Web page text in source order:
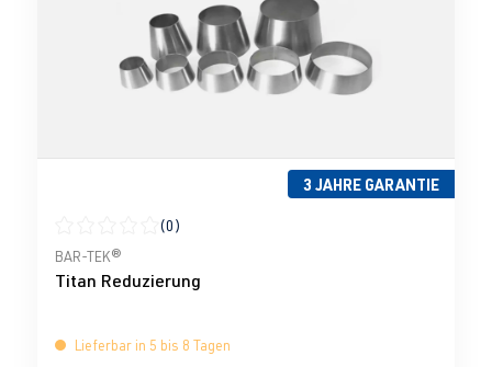
3 JAHRE GARANTIE
Durchschnittliche Bewertung von 0 von 5 Sternen
(0)
BAR-TEK®
Titan Reduzierung
Lieferbar in 5 bis 8 Tagen